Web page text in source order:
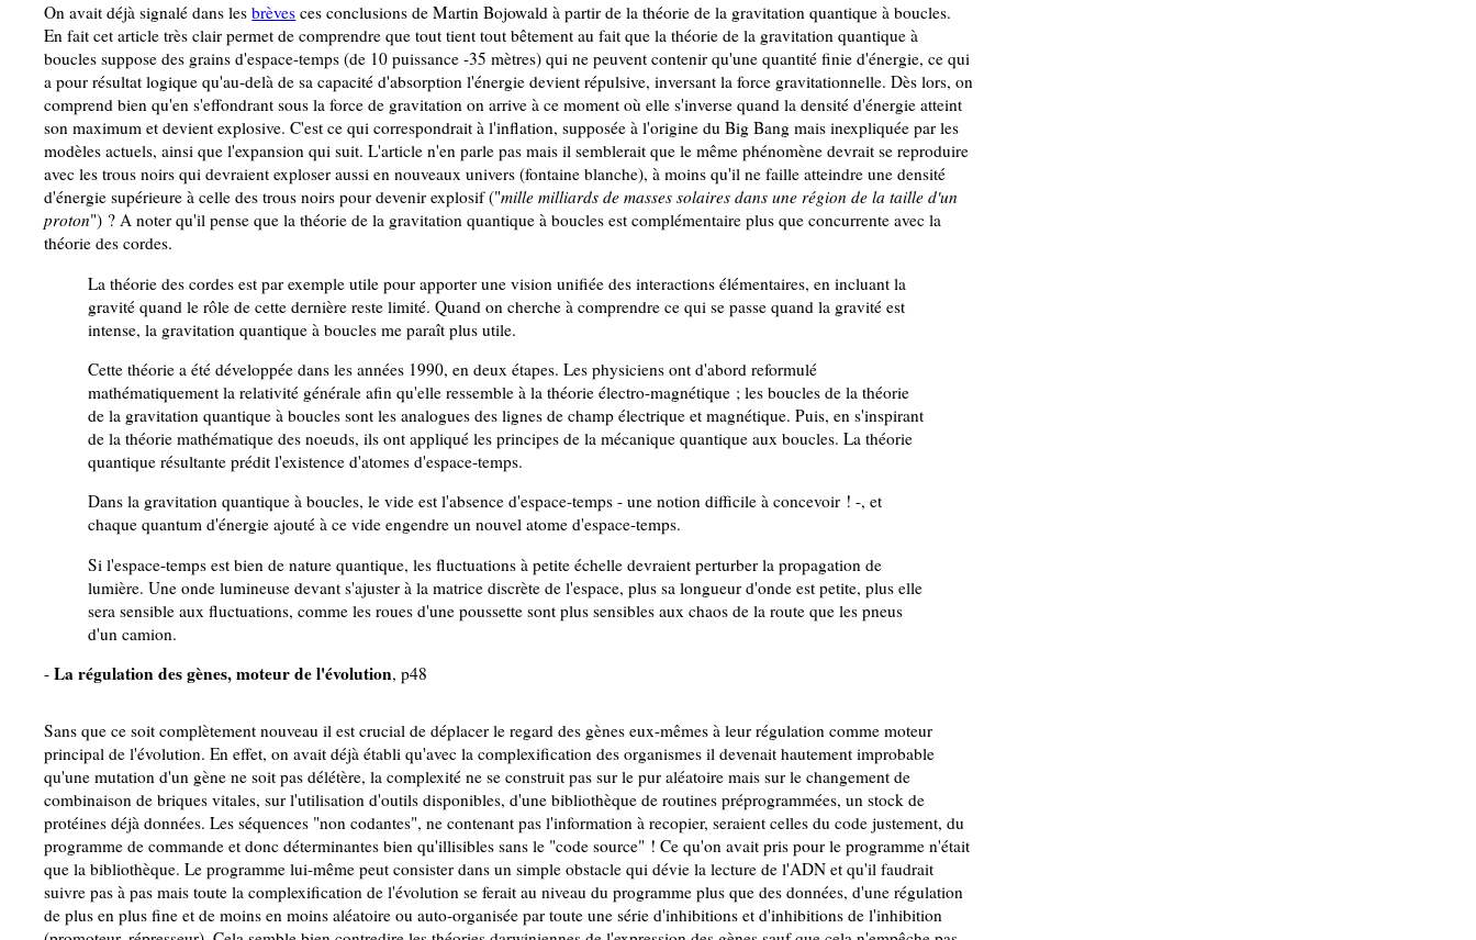
On avait déjà signalé dans lesbrèves ces conclusions de Martin Bojowald à partir de la théorie de la gravitation quantique à boucles.
En fait cet article très clair permet de comprendre que tout tient tout bêtement au fait que la théorie de la gravitation quantique à
boucles suppose des grains d'espace-temps (de 10 puissance -35 mètres) qui ne peuvent contenir qu'une quantité finie d'énergie, ce qui
a pour résultat logique qu'au-delà de sa capacité d'absorption l'énergie devient répulsive, inversant la force gravitationnelle. Dès lors, on
comprend bien qu'en s'effondrant sous la force de gravitation on arrive à ce moment où elle s'inverse quand la densité d'énergie atteint
son maximum et devient explosive. C'est ce qui correspondrait à l'inflation, supposée à l'origine du Big Bang mais inexpliquée par les
modèles actuels, ainsi que l'expansion qui suit. L'article n'en parle pas mais il semblerait que le même phénomène devrait se reproduire
avec les trous noirs qui devraient exploser aussi en nouveaux univers (fontaine blanche), à moins qu'il ne faille atteindre une densité
d'énergie supérieure à celle des trous noirs pour devenir explosif ("mille milliards de masses solaires dans une région de la taille d'un
proton") ? A noter qu'il pense que la théorie de la gravitation quantique à boucles est complémentaire plus que concurrente avec la
théorie des cordes.
La théorie des cordes est par exemple utile pour apporter une vision unifiée des interactions élémentaires, en incluant la
gravité quand le rôle de cette dernière reste limité. Quand on cherche à comprendre ce qui se passe quand la gravité est
intense, la gravitation quantique à boucles me paraît plus utile.
Cette théorie a été développée dans les années 1990, en deux étapes. Les physiciens ont d'abord reformulé
mathématiquement la relativité générale afin qu'elle ressemble à la théorie électro-magnétique ; les boucles de la théorie
de la gravitation quantique à boucles sont les analogues des lignes de champ électrique et magnétique. Puis, en s'inspirant
de la théorie mathématique des noeuds, ils ont appliqué les principes de la mécanique quantique aux boucles. La théorie
quantique résultante prédit l'existence d'atomes d'espace-temps.
Dans la gravitation quantique à boucles, le vide est l'absence d'espace-temps - une notion difficile à concevoir ! -, et
chaque quantum d'énergie ajouté à ce vide engendre un nouvel atome d'espace-temps.
Si l'espace-temps est bien de nature quantique, les fluctuations à petite échelle devraient perturber la propagation de
lumière. Une onde lumineuse devant s'ajuster à la matrice discrète de l'espace, plus sa longueur d'onde est petite, plus elle
sera sensible aux fluctuations, comme les roues d'une poussette sont plus sensibles aux chaos de la route que les pneus
d'un camion.
-La régulation des gènes, moteur de l'évolution, p48
Sans que ce soit complètement nouveau il est crucial de déplacer le regard des gènes eux-mêmes à leur régulation comme moteur
principal de l'évolution. En effet, on avait déjà établi qu'avec la complexification des organismes il devenait hautement improbable
qu'une mutation d'un gène ne soit pas délétère, la complexité ne se construit pas sur le pur aléatoire mais sur le changement de
combinaison de briques vitales, sur l'utilisation d'outils disponibles, d'une bibliothèque de routines préprogrammées, un stock de
protéines déjà données. Les séquences "non codantes", ne contenant pas l'information à recopier, seraient celles du code justement, du
programme de commande et donc déterminantes bien qu'illisibles sans le "code source" ! Ce qu'on avait pris pour le programme n'était
que la bibliothèque. Le programme lui-même peut consister dans un simple obstacle qui dévie la lecture de l'ADN et qu'il faudrait
suivre pas à pas mais toute la complexification de l'évolution se ferait au niveau du programme plus que des données, d'une régulation
de plus en plus fine et de moins en moins aléatoire ou auto-organisée par toute une série d'inhibitions et d'inhibitions de l'inhibition